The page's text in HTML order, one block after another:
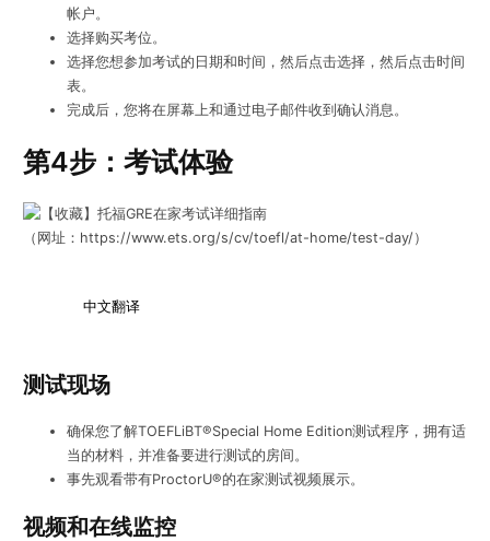
帐户。
选择购买考位。
选择您想参加考试的日期和时间，然后点击选择，然后点击时间
表。
完成后，您将在屏幕上和通过电子邮件收到确认消息。
第4步：考试体验
（网址：https://www.ets.org/s/cv/toefl/at-home/test-day/）
中文翻译
测试现场
确保您了解TOEFLiBT®Special Home Edition测试程序，拥有适
当的材料，并准备要进行测试的房间。
事先观看带有ProctorU®的在家测试视频展示。
视频和在线监控